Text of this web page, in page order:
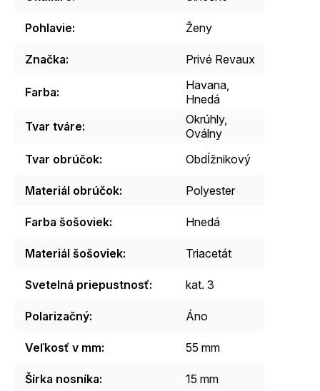
Pohlavie: Ženy
Značka: Privé Revaux
Farba:
Havana,
Hnedá
Tvar tváre:
Okrúhly,
Oválny
Tvar obrúčok: Obdĺžnikový
Materiál obrúčok: Polyester
Farba šošoviek: Hnedá
Materiál šošoviek: Triacetát
Svetelná priepustnosť: kat. 3
Polarizačný: Áno
Veľkosť v mm: 55 mm
Šírka nosníka: 15 mm